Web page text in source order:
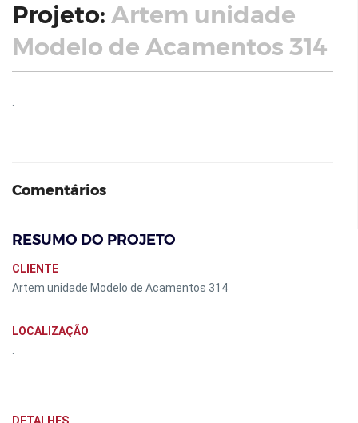
Projeto: Artem unidade
Modelo de Acamentos 314
Comentários
RESUMO DO PROJETO
CLIENTE
Artem unidade Modelo de Acamentos 314
LOCALIZAÇÃO